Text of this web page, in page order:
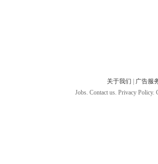
关于我们
广告服
Jobs. Contact us. Privacy